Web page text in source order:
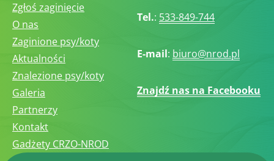
Zgłoś zaginięcie
O nas
Zaginione psy/koty
Aktualności
Znalezione psy/koty
Galeria
Partnerzy
Kontakt
Gadżety CRZO-NROD
Tel.: 533-849-744
E-mail: biuro@nrod.pl
Znajdź nas na Facebooku